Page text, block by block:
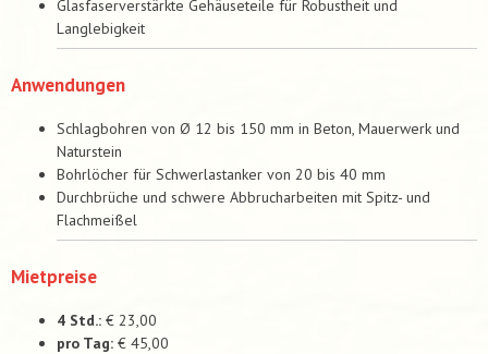
Glasfaserverstärkte Gehäuseteile für Robustheit und
Langlebigkeit
Anwendungen
Schlagbohren von Ø 12 bis 150 mm in Beton, Mauerwerk und
Naturstein
Bohrlöcher für Schwerlastanker von 20 bis 40 mm
Durchbrüche und schwere Abbrucharbeiten mit Spitz- und
Flachmeißel
Mietpreise
4 Std.: € 23,00
pro Tag: € 45,00